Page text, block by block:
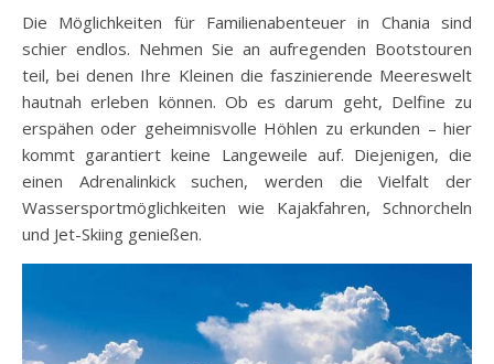
Die Möglichkeiten für Familienabenteuer in Chania sind
schier endlos. Nehmen Sie an aufregenden Bootstouren
teil, bei denen Ihre Kleinen die faszinierende Meereswelt
hautnah erleben können. Ob es darum geht, Delfine zu
erspähen oder geheimnisvolle Höhlen zu erkunden – hier
kommt garantiert keine Langeweile auf. Diejenigen, die
einen Adrenalinkick suchen, werden die Vielfalt der
Wassersportmöglichkeiten wie Kajakfahren, Schnorcheln
und Jet-Skiing genießen.